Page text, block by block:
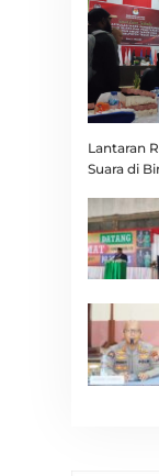
Lantaran
Suara di